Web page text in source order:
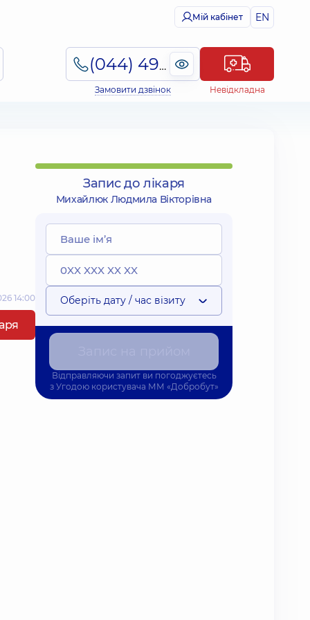
Мій кабінет EN
(044) 495-2-888
Замовити дзвінок Невідкладна
14:00
Запис до лікаря
Михайлюк Людмила Вікторівна
Оберіть дату / час візиту
Відправляючи запит ви погоджуєтесь
з Угодою користувача ММ «Добробут»